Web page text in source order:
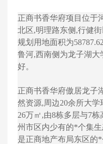
正商书香华府项目位于
北区,明理路东侧,行健
规划用地面积为
鲁河,西南侧为龙子湖大
好。
正商书香华府傲居龙子
然资源,周边20余所大
26万㎡,由8栋多层与7
州市区内少有的*个集
是正商地产布局东区的